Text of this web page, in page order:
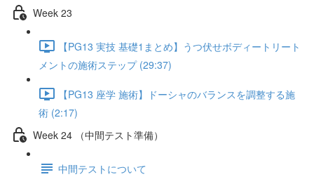
Week 23
【PG13 実技 基礎1まとめ】うつ伏せボディートリート
メントの施術ステップ (29:37)
【PG13 座学 施術】ドーシャのバランスを調整する施
術 (2:17)
Week 24 （中間テスト準備）
中間テストについて